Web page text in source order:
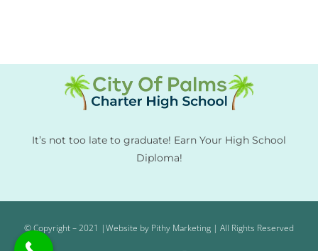
It’s not too late to graduate! Earn Your High School
Diploma!
© Copyright – 2021 |Website by Pithy Marketing | All Rights Reserved